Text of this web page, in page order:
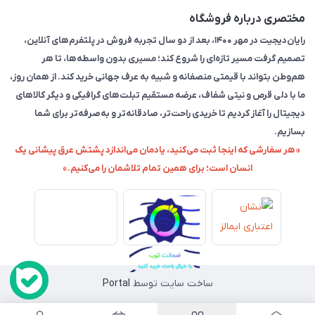
مختصری درباره فروشگاه
رایان‌دیجیت در مهر ۱۴۰۰، بعد از دو سال تجربه فروش در پلتفرم‌های آنلاین،
تصمیم گرفت مسیر تازه‌ای را شروع کند؛ مسیری بدون واسطه‌ها، تا هر
هم‌وطن بتواند با قیمتی منصفانه و شبیه به عرف جهانی خرید کند. از همان روز،
ما با دلی قرص و نیتی شفاف، عرضه مستقیم تبلت‌های گرافیکی و دیگر کالاهای
دیجیتال را آغاز کردیم تا خریدی راحت‌تر، صادقانه‌تر و به‌صرفه‌تر برای شما
بسازیم.
«هر سفارشی که اینجا ثبت می‌کنید، یادمان می‌اندازد پشتش عرق پیشانی یک
انسان است؛ برای همین تمام تلاشمان را می‌کنیم.»
ساخت سایت توسط Portal